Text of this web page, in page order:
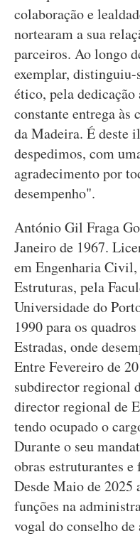
colaboração e
nortearam a sua
parceiros. Ao longo
exemplar,
ético, pela
constante entrega às
da Madeira. É deste
despedimos, com
agradecimento por
desempenho".
António Gil Fraga
Janeiro de 1967.
em Engenharia
Estruturas, pela
Universidade do
1990 para os
Estradas, onde
Entre Fevereiro de
subdirector regional
director regional de
tendo ocupado o
Durante o seu
obras estruturantes
Desde Maio de 2025
funções na
vogal do conselho